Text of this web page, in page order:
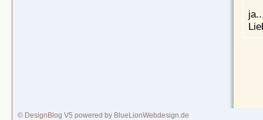
© DesignBlog V5 powered by BlueLionWebdesign.de